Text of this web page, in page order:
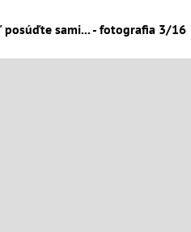
posúďte sami... - fotografia 3/16